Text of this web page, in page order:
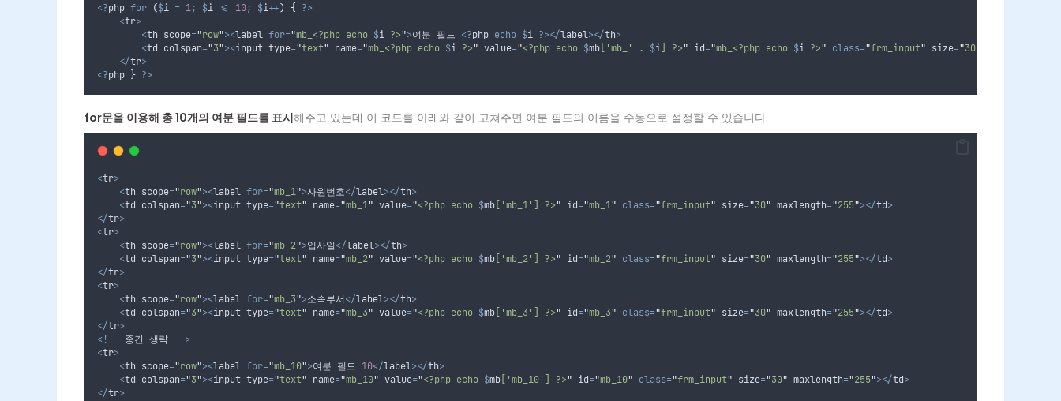
<?php for ($i = 1; $i <= 10; $i++) {
?>
<tr>
<th scope="row"><label for="mb_<?php echo $i ?>">여분 필드 <?php echo $i ?></label></th>
<td colspan="3"><input type="text" name="mb_<?php echo $i ?>" value="<?php echo $mb ['mb_' . $i ] ?>" id="mb_<?php echo $i ?>" class="frm_input" size="30
</tr>
<?php } ?>
for문을 이용해 총 10개의 여분 필드를 표시해주고 있는데 이 코드를 아래와 같이 고쳐주면 여분 필드의 이름을 수동으로 설정할 수 있습니다.
<tr>
<th scope="row"><label for="mb_1">사원번호</label></th>
<td colspan="3"><input type="text" name="mb_1" value="<?php echo $mb['mb_1'] ?>" id="mb_1" class="frm_input" size="30" maxlength="255"></td>
</tr>
<tr>
<th scope="row"><label for="mb_2">입사일</label></th>
<td colspan="3"><input type="text" name="mb_2" value="<?php echo $mb['mb_2'] ?>" id="mb_2" class="frm_input" size="30" maxlength="255"></td>
</tr>
<tr>
<th scope="row"><label for="mb_3">소속부서</label></th>
<td colspan="3"><input type="text" name="mb_3" value="<?php echo $mb['mb_3'] ?>" id="mb_3" class="frm_input" size="30" maxlength="255"></td>
</tr>
<!-- 중간 생략 -->
<tr>
<th scope="row"><label for="mb_10">여분 필드 10</label></th>
<td colspan="3"><input type="text" name="mb_10" value="<?php echo $mb['mb_10'] ?>" id="mb_10" class="frm_input" size="30" maxlength="255"></td>
</tr>